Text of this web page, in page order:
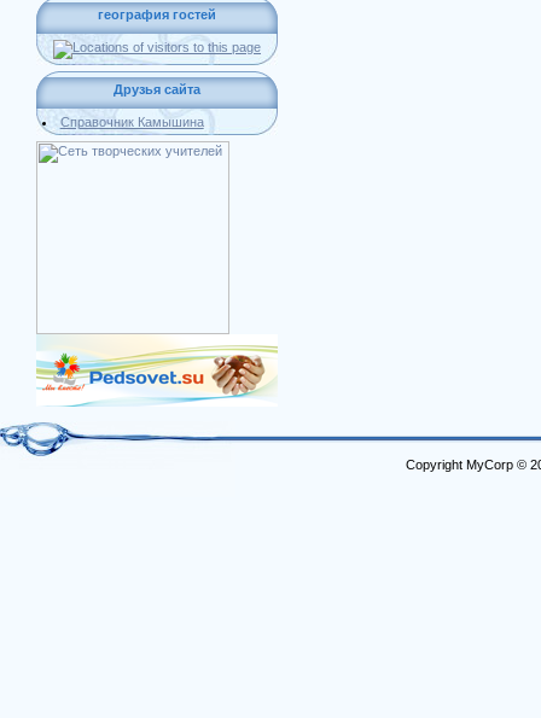
география гостей
Друзья сайта
Справочник Камышина
Copyright MyCorp ©